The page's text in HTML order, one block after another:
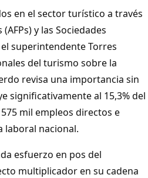
en el sector turístico a través
y las Sociedades
superintendente Torres
del turismo sobre la
revisa una importancia sin
significativamente al 15,3% del
mil empleos directos e
laboral nacional.
esfuerzo en pos del
multiplicador en su cadena